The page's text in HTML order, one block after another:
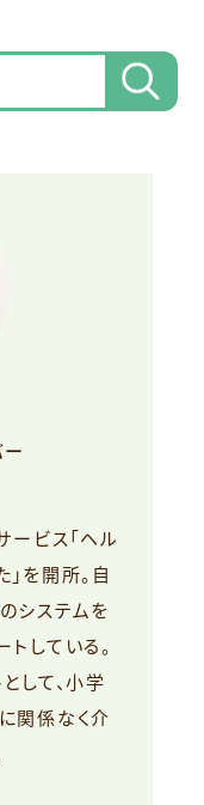
ビス「ヘル
を開所。自
システムを
している。
して、小学
関係なく介